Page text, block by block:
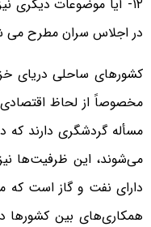
۱۲- آیا موضوعات دیگری
در اجلاس سران مطرح می
کشورهای ساحلی دریای
مخصوصاً از لحاظ
مسأله گردشگری دارند که
می‌شوند، این ظرفیت‌ها
دارای نفت و گاز است که
همکاری‌های بین کشورها